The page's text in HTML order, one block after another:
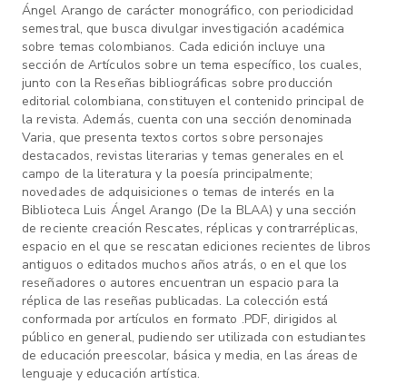
Ángel Arango de carácter monográfico, con periodicidad
semestral, que busca divulgar investigación académica
sobre temas colombianos. Cada edición incluye una
sección de Artículos sobre un tema específico, los cuales,
junto con la Reseñas bibliográficas sobre producción
editorial colombiana, constituyen el contenido principal de
la revista. Además, cuenta con una sección denominada
Varia, que presenta textos cortos sobre personajes
destacados, revistas literarias y temas generales en el
campo de la literatura y la poesía principalmente;
novedades de adquisiciones o temas de interés en la
Biblioteca Luis Ángel Arango (De la BLAA) y una sección
de reciente creación Rescates, réplicas y contrarréplicas,
espacio en el que se rescatan ediciones recientes de libros
antiguos o editados muchos años atrás, o en el que los
reseñadores o autores encuentran un espacio para la
réplica de las reseñas publicadas. La colección está
conformada por artículos en formato .PDF, dirigidos al
público en general, pudiendo ser utilizada con estudiantes
de educación preescolar, básica y media, en las áreas de
lenguaje y educación artística.